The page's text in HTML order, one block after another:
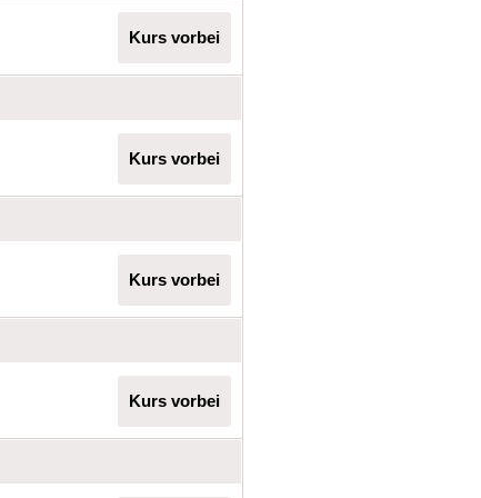
Kurs vorbei
Kurs vorbei
Kurs vorbei
Kurs vorbei